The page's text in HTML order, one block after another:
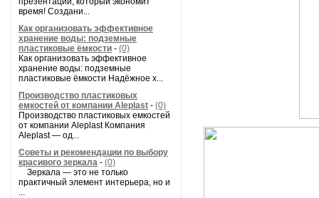
время! Создани...
Как организовать эффективное
хранение воды: подземные
пластиковые ёмкости - (0)
Как организовать эффективное
хранение воды: подземные
пластиковые ёмкости Надёжное х...
Производство пластиковых
емкостей от компании Aleplast - (0)
Производство пластиковых емкостей
от компании Aleplast Компания
Aleplast — од...
Советы и рекомендации по выбору
красивого зеркала - (0)
Зеркала — это не только
практичный элемент интерьера, но и
...